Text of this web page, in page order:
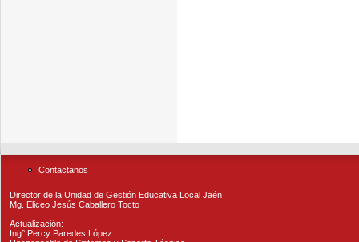
Contactanos
Director de la Unidad de Gestión Educativa Local Jaén
Mg. Eliceo Jesús Caballero Tocto
Actualización:
Ing° Percy Paredes López